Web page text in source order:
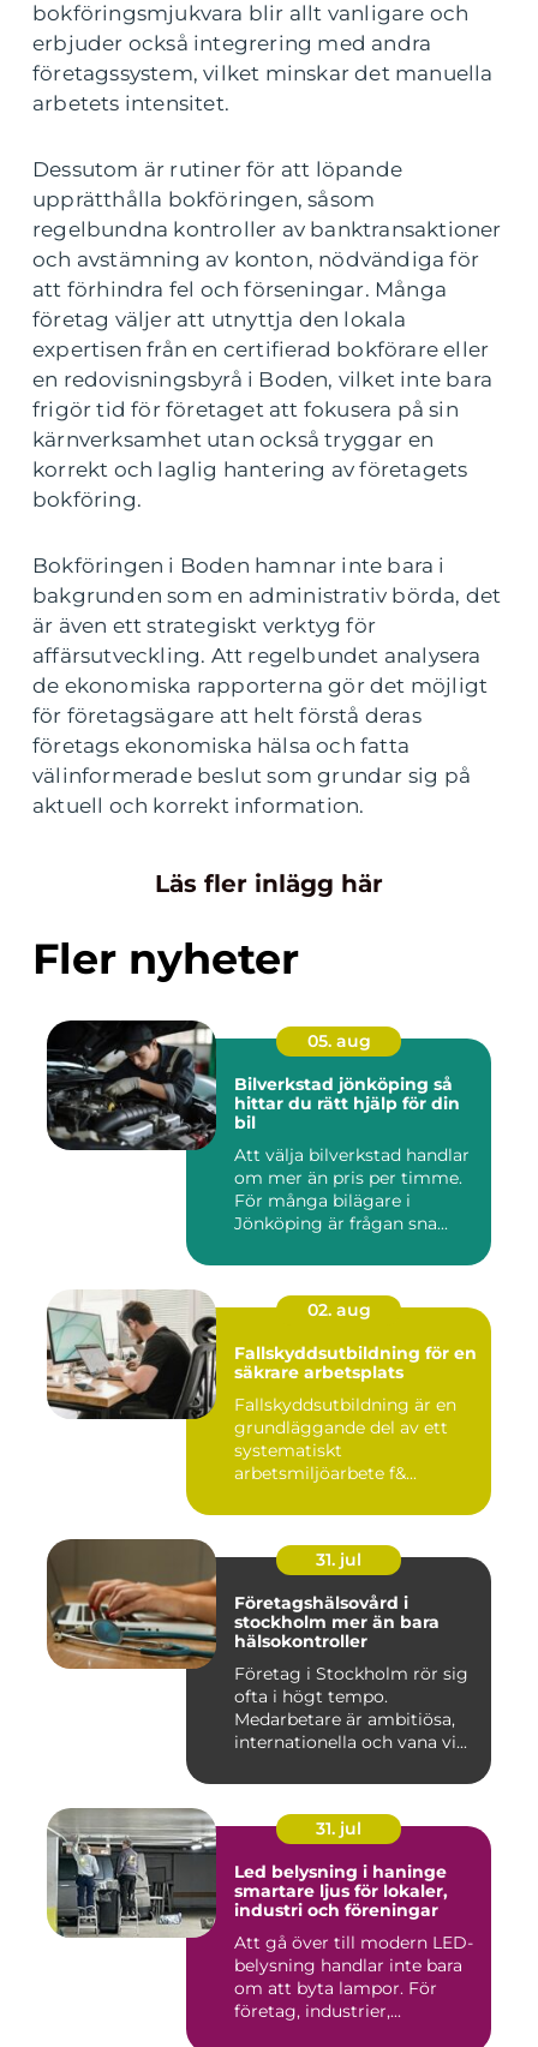
bokföringsmjukvara blir allt vanligare och
erbjuder också integrering med andra
företagssystem, vilket minskar det manuella
arbetets intensitet.
Dessutom är rutiner för att löpande
upprätthålla bokföringen, såsom
regelbundna kontroller av banktransaktioner
och avstämning av konton, nödvändiga för
att förhindra fel och förseningar. Många
företag väljer att utnyttja den lokala
expertisen från en certifierad bokförare eller
en redovisningsbyrå i Boden, vilket inte bara
frigör tid för företaget att fokusera på sin
kärnverksamhet utan också tryggar en
korrekt och laglig hantering av företagets
bokföring.
Bokföringen i Boden hamnar inte bara i
bakgrunden som en administrativ börda, det
är även ett strategiskt verktyg för
affärsutveckling. Att regelbundet analysera
de ekonomiska rapporterna gör det möjligt
för företagsägare att helt förstå deras
företags ekonomiska hälsa och fatta
välinformerade beslut som grundar sig på
aktuell och korrekt information.
Läs fler inlägg här
Fler nyheter
05. aug
Bilverkstad jönköping så
hittar du rätt hjälp för din
bil
Att välja bilverkstad handlar
om mer än pris per timme.
För många bilägare i
Jönköping är frågan sna...
02. aug
Fallskyddsutbildning för en
säkrare arbetsplats
Fallskyddsutbildning är en
grundläggande del av ett
systematiskt
arbetsmiljöarbete f&...
31. jul
Företagshälsovård i
stockholm mer än bara
hälsokontroller
Företag i Stockholm rör sig
ofta i högt tempo.
Medarbetare är ambitiösa,
internationella och vana vi...
31. jul
Led belysning i haninge
smartare ljus för lokaler,
industri och föreningar
Att gå över till modern LED-
belysning handlar inte bara
om att byta lampor. För
företag, industrier,...